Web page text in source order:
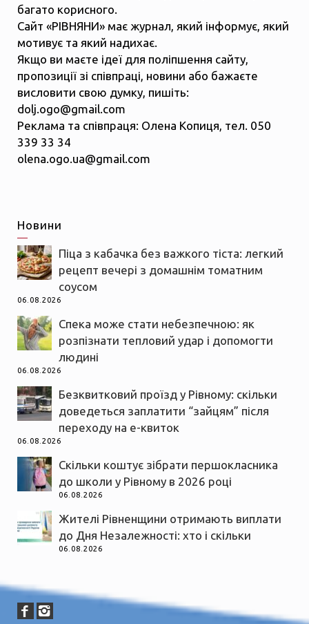
багато корисного.
Сайт «РІВНЯНИ» має журнал, який інформує, який
мотивує та який надихає.
Якщо ви маєте ідеї для поліпшення сайту,
пропозиції зі співпраці, новини або бажаєте
висловити свою думку, пишіть:
dolj.ogo@gmail.com
Реклама та співпраця: Олена Копиця, тел. 050
339 33 34
olena.ogo.ua@gmail.com
Новини
Піца з кабачка без важкого тіста: легкий
рецепт вечері з домашнім томатним
соусом
06.08.2026
Спека може стати небезпечною: як
розпізнати тепловий удар і допомогти
людині
06.08.2026
Безквитковий проїзд у Рівному: скільки
доведеться заплатити “зайцям” після
переходу на е-квиток
06.08.2026
Скільки коштує зібрати першокласника
до школи у Рівному в 2026 році
06.08.2026
Жителі Рівненщини отримають виплати
до Дня Незалежності: хто і скільки
06.08.2026